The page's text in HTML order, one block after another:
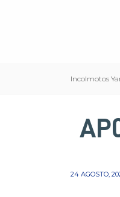
Incolmotos
24 AGOSTO,